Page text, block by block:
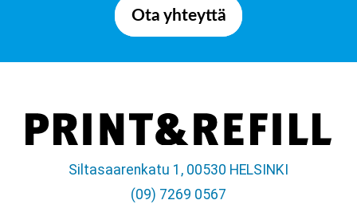
Ota yhteyttä
Siltasaarenkatu 1, 00530 HELSINKI
(09) 7269 0567